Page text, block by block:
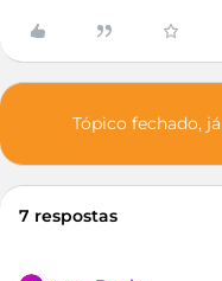
Tópico fechado,
7 respostas